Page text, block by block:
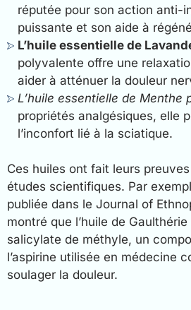
réputée pour son action anti-
puissante et son aide à
L’huile essentielle de
polyvalente offre une
aider à atténuer la douleur
L’huile essentielle de Menthe
propriétés analgésiques, elle
l’inconfort lié à la sciatique.
Ces huiles ont fait leurs
études scientifiques. Par
publiée dans le Journal of
montré que l’huile de
salicylate de méthyle, un
l’aspirine utilisée en médecine
soulager la douleur.